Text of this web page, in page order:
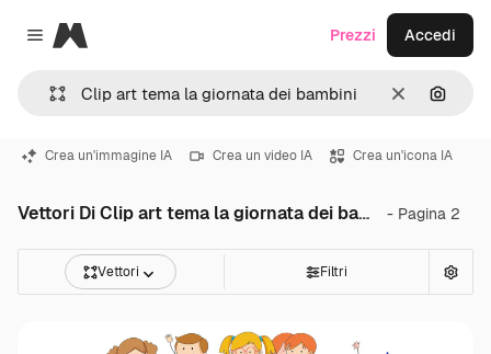
Close menu
Magnific
CancellaCerca
Prezzi Accedi
Crea un'immagine IA Crea un video IA Crea un'icona IA
Vettori Di Clip art tema la giornata dei bambini - Pagina 2
Vettori Filtri